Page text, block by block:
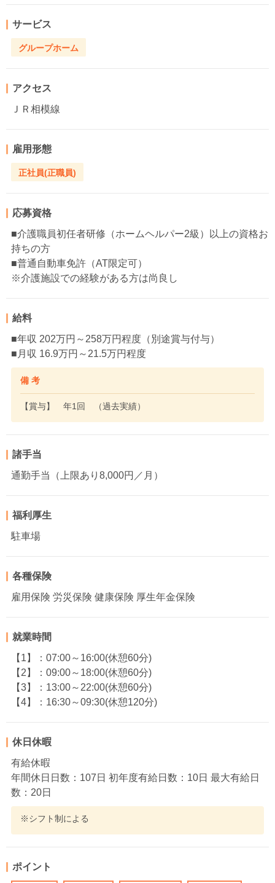
サービス
グループホーム
アクセス
ＪＲ相模線
雇用形態
正社員(正職員)
応募資格
■介護職員初任者研修（ホームヘルパー2級）以上の資格お
持ちの方
■普通自動車免許（AT限定可）
※介護施設での経験がある方は尚良し
給料
■年収 202万円～258万円程度（別途賞与付与）
■月収 16.9万円～21.5万円程度
備 考
【賞与】 年1回 （過去実績）
諸手当
通勤手当（上限あり8,000円／月）
福利厚生
駐車場
各種保険
雇用保険 労災保険 健康保険 厚生年金保険
就業時間
【1】：07:00～16:00(休憩60分)
【2】：09:00～18:00(休憩60分)
【3】：13:00～22:00(休憩60分)
【4】：16:30～09:30(休憩120分)
休日休暇
有給休暇
年間休日日数：107日 初年度有給日数：10日 最大有給日
数：20日
※シフト制による
ポイント